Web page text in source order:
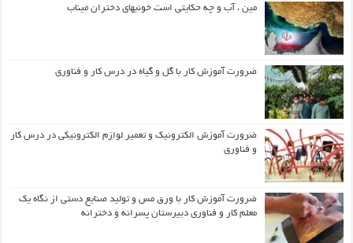
مین ، آب و چه حکایتی است خونبهای دختران میناب
ضرورت آموزش کار با گل و گیاه در درس کار و فناوری
ضرورت آموزش الکترونیک و تعمیر لوازم الکترونیکی در درس کار
و فناوری
ضرورت آموزش کار با ورق مس و تولید صنایع دستی از نگاه یک
معلم کار و فناوری دبیرستان پسرانه و دخترانه